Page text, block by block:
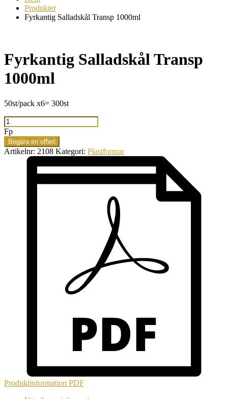
Produkter
Fyrkantig Salladskål Transp 1000ml
Fyrkantig Salladskål Transp
1000ml
50st/pack x6= 300st
Fyrkantig
Salladskål
Transp
1000ml
mängd
Fp
Begära en offert
Artikelnr: 2108 Kategori: Plastformar
Produktinformation PDF